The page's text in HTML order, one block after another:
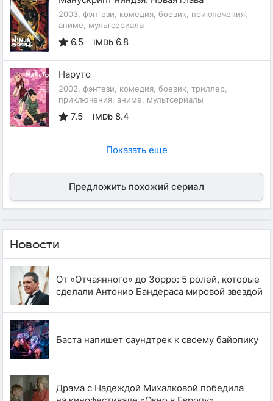
2003, фэнтези, комедия, боевик, приключения,
аниме, мультсериалы
6.5 IMDb 6.8
Наруто
2002, фэнтези, комедия, боевик, триллер,
приключения, аниме, мультсериалы
7.5 IMDb 8.4
Показать еще
Предложить похожий сериал
Новости
От «Отчаянного» до Зорро: 5 ролей, которые
сделали Антонио Бандераса мировой звездой
Баста напишет саундтрек к своему байопику
Драма с Надеждой Михалковой победила